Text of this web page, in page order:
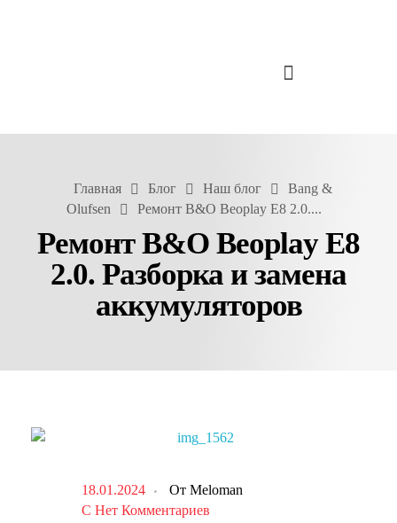
Главная Блог Наш блог
Bang &
Olufsen
Ремонт B&O Beoplay E8 2.0....
Ремонт B&O Beoplay E8
2.0. Разборка и замена
аккумуляторов
18.01.2024 От Meloman
С Нет Комментариев